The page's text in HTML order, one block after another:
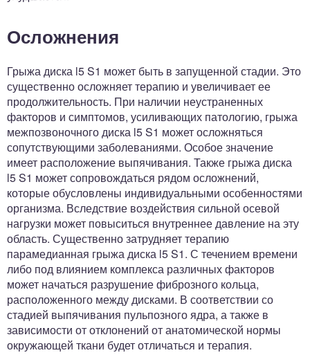
Осложнения
Грыжа диска l5 S1 может быть в запущенной стадии. Это
существенно осложняет терапию и увеличивает ее
продолжительность. При наличии неустраненных
факторов и симптомов, усиливающих патологию, грыжа
межпозвоночного диска l5 S1 может осложняться
сопутствующими заболеваниями. Особое значение
имеет расположение выпячивания. Также грыжа диска
l5 S1 может сопровождаться рядом осложнений,
которые обусловлены индивидуальными особенностями
организма. Вследствие воздействия сильной осевой
нагрузки может повыситься внутреннее давление на эту
область. Существенно затрудняет терапию
парамедианная грыжа диска l5 S1. С течением времени
либо под влиянием комплекса различных факторов
может начаться разрушение фиброзного кольца,
расположенного между дисками. В соответствии со
стадией выпячивания пульпозного ядра, а также в
зависимости от отклонений от анатомической нормы
окружающей ткани будет отличаться и терапия.